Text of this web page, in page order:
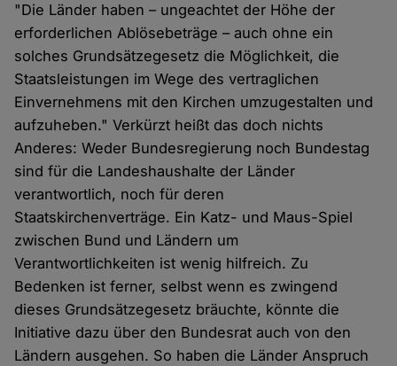
"Die Länder haben – ungeachtet der Höhe der
erforderlichen Ablösebeträge – auch ohne ein
solches Grundsätzegesetz die Möglichkeit, die
Staatsleistungen im Wege des vertraglichen
Einvernehmens mit den Kirchen umzugestalten und
aufzuheben." Verkürzt heißt das doch nichts
Anderes: Weder Bundesregierung noch Bundestag
sind für die Landeshaushalte der Länder
verantwortlich, noch für deren
Staatskirchenverträge. Ein Katz- und Maus-Spiel
zwischen Bund und Ländern um
Verantwortlichkeiten ist wenig hilfreich. Zu
Bedenken ist ferner, selbst wenn es zwingend
dieses Grundsätzegesetz bräuchte, könnte die
Initiative dazu über den Bundesrat auch von den
Ländern ausgehen. So haben die Länder Anspruch